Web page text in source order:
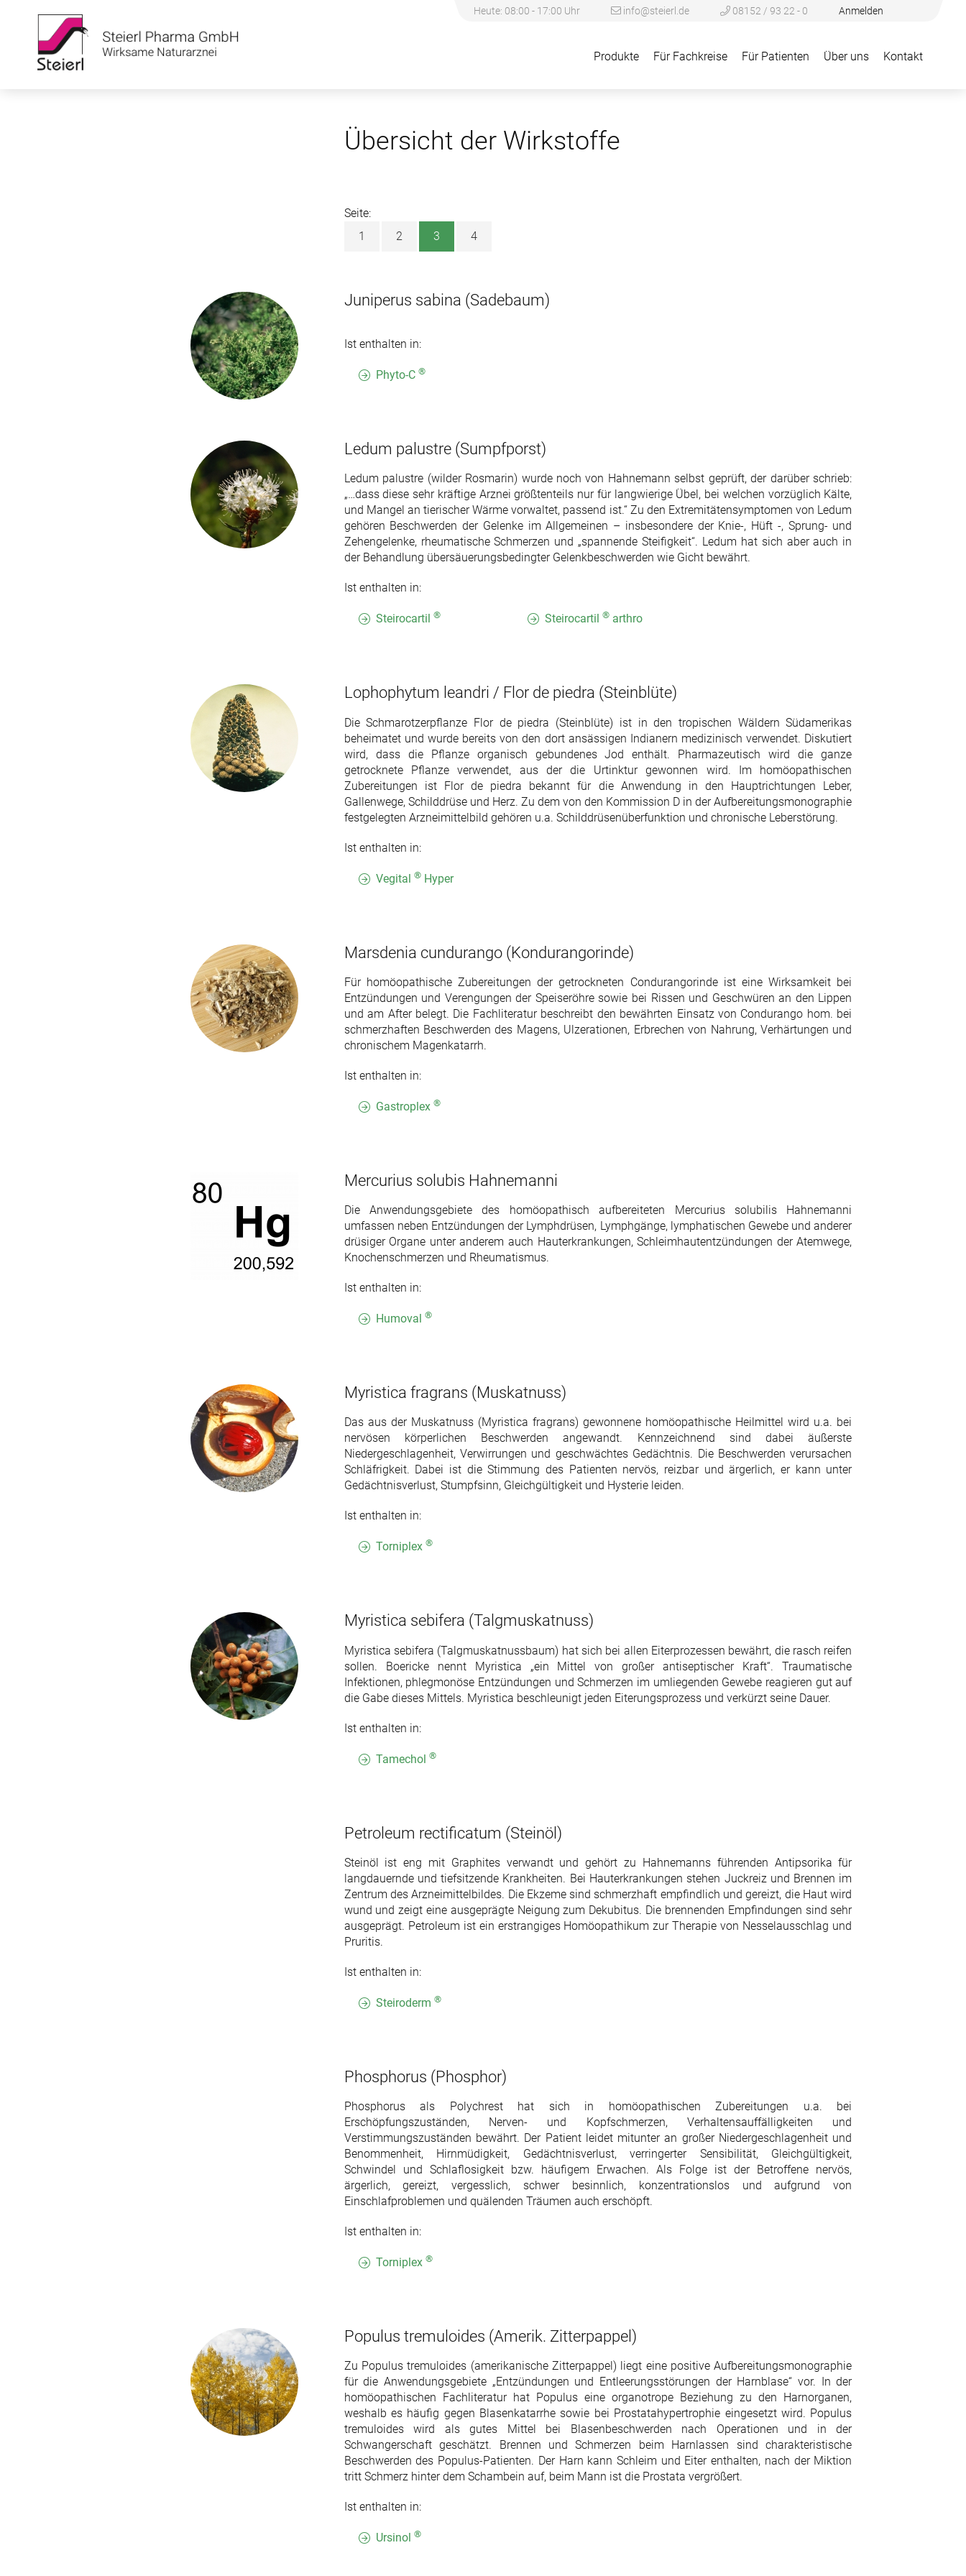
Heute: 08:00 - 17:00 Uhr info@steierl.de 08152 / 93 22 - 0 Anmelden
Produkte Für Fachkreise Für Patienten Über uns Kontakt
Übersicht der Wirkstoffe
Seite:
1
2 3 4
Juniperus sabina (Sadebaum)
Ist enthalten in:
Phyto-C ®
Ledum palustre(Sumpfporst)
Ledum palustre (wilder Rosmarin) wurde noch von Hahnemann selbst geprüft, der darüber schrieb:
„…dass diese sehr kräftige Arznei größtenteils nur für langwierige Übel, bei welchen vorzüglich Kälte,
und Mangel an tierischer Wärme vorwaltet, passend ist.“ Zu den Extremitätensymptomen von Ledum
gehören Beschwerden der Gelenke im Allgemeinen – insbesondere der Knie-, Hüft -, Sprung- und
Zehengelenke, rheumatische Schmerzen und „spannende Steifigkeit“. Ledum hat sich aber auch in
der Behandlung übersäuerungsbedingter Gelenkbeschwerden wie Gicht bewährt.
Ist enthalten in:
Steirocartil ® Steirocartil® arthro
Lophophytum leandri / Flor de piedra (Steinblüte)
Die Schmarotzerpflanze Flor de piedra (Steinblüte) ist in den tropischen Wäldern Südamerikas
beheimatet und wurde bereits von den dort ansässigen Indianern medizinisch verwendet. Diskutiert
wird, dass die Pflanze organisch gebundenes Jod enthält. Pharmazeutisch wird die ganze
getrocknete Pflanze verwendet, aus der die Urtinktur gewonnen wird. Im homöopathischen
Zubereitungen ist Flor de piedra bekannt für die Anwendung in den Hauptrichtungen Leber,
Gallenwege, Schilddrüse und Herz. Zu dem von den Kommission D in der Aufbereitungsmonographie
festgelegten Arzneimittelbild gehören u.a. Schilddrüsenüberfunktion und chronische Leberstörung.
Ist enthalten in:
Vegital ®Hyper
Marsdenia cundurango(Kondurangorinde)
Für homöopathische Zubereitungen der getrockneten Condurangorinde ist eine Wirksamkeit bei
Entzündungen und Verengungen der Speiseröhre sowie bei Rissen und Geschwüren an den Lippen
und am After belegt. Die Fachliteratur beschreibt den bewährten Einsatz von Condurango hom. bei
schmerzhaften Beschwerden des Magens, Ulzerationen, Erbrechen von Nahrung, Verhärtungen und
chronischem Magenkatarrh.
Ist enthalten in:
Gastroplex ®
Mercurius solubis Hahnemanni
Die Anwendungsgebiete des homöopathisch aufbereiteten Mercurius solubilis Hahnemanni
umfassen neben Entzündungen der Lymphdrüsen, Lymphgänge, lymphatischen Gewebe und anderer
drüsiger Organe unter anderem auch Hauterkrankungen, Schleimhautentzündungen der Atemwege,
Knochenschmerzen und Rheumatismus.
Ist enthalten in:
Humoval ®
Myristica fragrans (Muskatnuss)
Das aus der Muskatnuss (Myristica fragrans) gewonnene homöopathische Heilmittel wird u.a. bei
nervösen körperlichen Beschwerden angewandt. Kennzeichnend sind dabei äußerste
Niedergeschlagenheit, Verwirrungen und geschwächtes Gedächtnis. Die Beschwerden verursachen
Schläfrigkeit. Dabei ist die Stimmung des Patienten nervös, reizbar und ärgerlich, er kann unter
Gedächtnisverlust, Stumpfsinn, Gleichgültigkeit und Hysterie leiden.
Ist enthalten in:
Torniplex ®
Myristica sebifera (Talgmuskatnuss)
Myristica sebifera (Talgmuskatnussbaum) hat sich bei allen Eiterprozessen bewährt, die rasch reifen
sollen. Boericke nennt Myristica „ein Mittel von großer antiseptischer Kraft“. Traumatische
Infektionen, phlegmonöse Entzündungen und Schmerzen im umliegenden Gewebe reagieren gut auf
die Gabe dieses Mittels. Myristica beschleunigt jeden Eiterungsprozess und verkürzt seine Dauer.
Ist enthalten in:
Tamechol ®
Petroleum rectificatum (Steinöl)
Steinöl ist eng mit Graphites verwandt und gehört zu Hahnemanns führenden Antipsorika für
langdauernde und tiefsitzende Krankheiten. Bei Hauterkrankungen stehen Juckreiz und Brennen im
Zentrum des Arzneimittelbildes. Die Ekzeme sind schmerzhaft empfindlich und gereizt, die Haut wird
wund und zeigt eine ausgeprägte Neigung zum Dekubitus. Die brennenden Empfindungen sind sehr
ausgeprägt. Petroleum ist ein erstrangiges Homöopathikum zur Therapie von Nesselausschlag und
Pruritis.
Ist enthalten in:
Steiroderm ®
Phosphorus (Phosphor)
Phosphorus als Polychrest hat sich in homöopathischen Zubereitungen u.a. bei
Erschöpfungszuständen, Nerven- und Kopfschmerzen, Verhaltensauffälligkeiten und
Verstimmungszuständen bewährt. Der Patient leidet mitunter an großer Niedergeschlagenheit und
Benommenheit, Hirnmüdigkeit, Gedächtnisverlust, verringerter Sensibilität, Gleichgültigkeit,
Schwindel und Schlaflosigkeit bzw. häufigem Erwachen. Als Folge ist der Betroffene nervös,
ärgerlich, gereizt, vergesslich, schwer besinnlich, konzentrationslos und aufgrund von
Einschlafproblemen und quälenden Träumen auch erschöpft.
Ist enthalten in:
Torniplex ®
Populus tremuloides (Amerik. Zitterpappel)
Zu Populus tremuloides (amerikanische Zitterpappel) liegt eine positive Aufbereitungsmonographie
für die Anwendungsgebiete „Entzündungen und Entleerungsstörungen der Harnblase“ vor. In der
homöopathischen Fachliteratur hat Populus eine organotrope Beziehung zu den Harnorganen,
weshalb es häufig gegen Blasenkatarrhe sowie bei Prostatahypertrophie eingesetzt wird. Populus
tremuloides wird als gutes Mittel bei Blasenbeschwerden nach Operationen und in der
Schwangerschaft geschätzt. Brennen und Schmerzen beim Harnlassen sind charakteristische
Beschwerden des Populus-Patienten. Der Harn kann Schleim und Eiter enthalten, nach der Miktion
tritt Schmerz hinter dem Schambein auf, beim Mann ist die Prostata vergrößert.
Ist enthalten in:
Ursinol ®